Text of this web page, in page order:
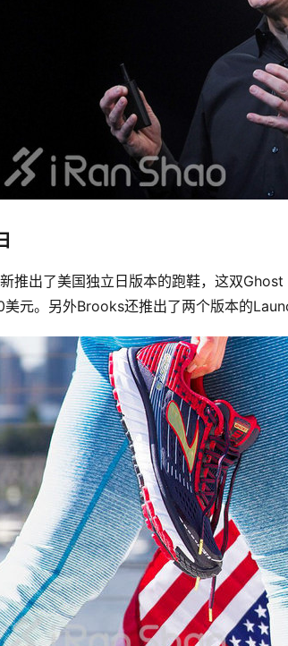
推出了美国独立日版本的跑鞋，这双
美元。另外Brooks还推出了两个版本的